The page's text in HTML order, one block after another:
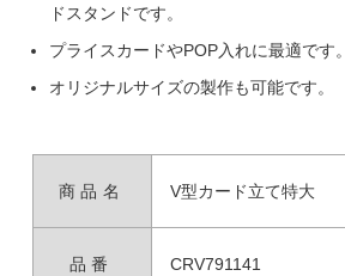
ドスタンドです。
プライスカードやPOP入れに最適です。
オリジナルサイズの製作も可能です。
商品名 V型カード立て特大
品番 CRV791141